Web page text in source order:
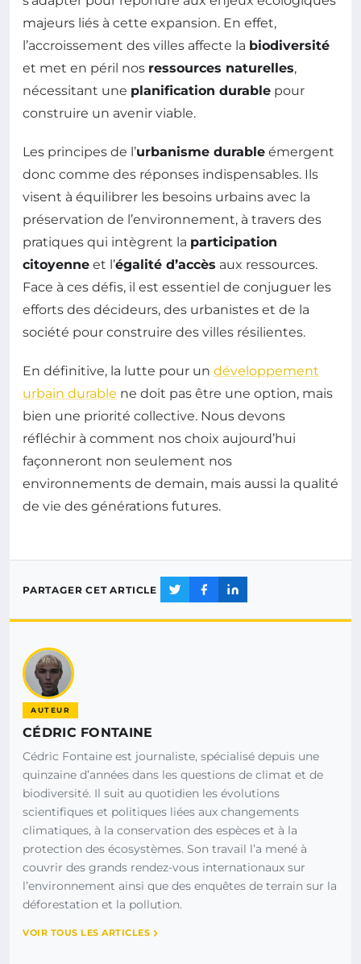
majeurs liés à cette expansion. En effet,
l’accroissement des villes affecte la biodiversité
et met en péril nos ressources naturelles,
nécessitant une planification durable pour
construire un avenir viable.
Les principes de l’urbanisme durable émergent
donc comme des réponses indispensables. Ils
visent à équilibrer les besoins urbains avec la
préservation de l’environnement, à travers des
pratiques qui intègrent la participation
citoyenne et l’égalité d’accès aux ressources.
Face à ces défis, il est essentiel de conjuguer les
efforts des décideurs, des urbanistes et de la
société pour construire des villes résilientes.
En définitive, la lutte pour un développement
urbain durable ne doit pas être une option, mais
bien une priorité collective. Nous devons
réfléchir à comment nos choix aujourd’hui
façonneront non seulement nos
environnements de demain, mais aussi la qualité
de vie des générations futures.
PARTAGER CET ARTICLE
AUTEUR
CÉDRIC FONTAINE
Cédric Fontaine est journaliste, spécialisé depuis une
quinzaine d’années dans les questions de climat et de
biodiversité. Il suit au quotidien les évolutions
scientifiques et politiques liées aux changements
climatiques, à la conservation des espèces et à la
protection des écosystèmes. Son travail l’a mené à
couvrir des grands rendez-vous internationaux sur
l’environnement ainsi que des enquêtes de terrain sur la
déforestation et la pollution.
VOIR TOUS LES ARTICLES